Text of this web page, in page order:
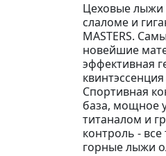
Цеховые лыжи
слаломе и
MASTERS.
новейшие
эффективная
Спортивная
база, мощное
титаналом и
контроль - все
горные лыжи